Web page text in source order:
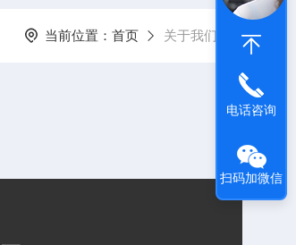
当前位置： 首页 关于我们
电话咨询
扫码加微信